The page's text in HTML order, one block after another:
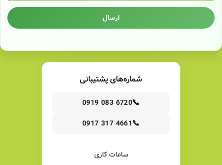
ارسال
شماره‌های پشتیبانی
📞
0919 083 6720
📞
0917 317 4661
ساعات کاری